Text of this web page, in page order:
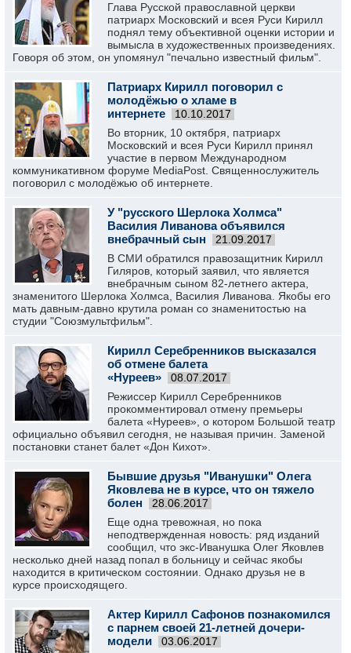
Глава Русской православной церкви
патриарх Московский и всея Руси Кирилл
поднял тему объективной оценки истории и
вымысла в художественных произведениях.
Говоря об этом, он упомянул "печально известный фильм".
Патриарх Кирилл поговорил с
молодёжью о хламе в
интернете
10.10.2017
Во вторник, 10 октября, патриарх
Московский и всея Руси Кирилл принял
участие в первом Международном
коммуникативном форуме MediaPost. Священнослужитель
поговорил с молодёжью об интернете.
У "русского Шерлока Холмса"
Василия Ливанова объявился
внебрачный сын
21.09.2017
В СМИ обратился правозащитник Кирилл
Гиляров, который заявил, что является
внебрачным сыном 82-летнего актера,
знаменитого Шерлока Холмса, Василия Ливанова. Якобы его
мать давным-давно крутила роман со знаменитостью на
студии "Союзмультфильм".
Кирилл Серебренников высказался
об отмене балета
«Нуреев»
08.07.2017
Режиссер Кирилл Серебренников
прокомментировал отмену премьеры
балета «Нуреев», о котором Большой театр
официально объявил сегодня, не называя причин. Заменой
постановки станет балет «Дон Кихот».
Бывшие друзья "Иванушки" Олега
Яковлева не в курсе, что он тяжело
болен
28.06.2017
Еще одна тревожная, но пока
неподтвержденная новость: ряд изданий
сообщил, что экс-Иванушка Олег Яковлев
несколько дней назад попал в больницу и сейчас якобы
находится в критическом состоянии. Однако друзья не в
курсе происходящего.
Актер Кирилл Сафонов познакомился
с парнем своей 21-летней дочери-
модели
03.06.2017